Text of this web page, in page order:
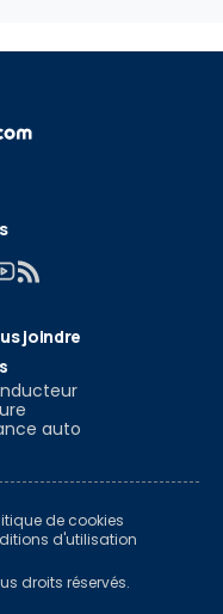
joindre
auto
de cookies
d'utilisation
droits réservés.